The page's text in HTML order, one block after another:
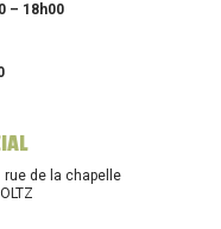
– 18h00
rue de la chapelle